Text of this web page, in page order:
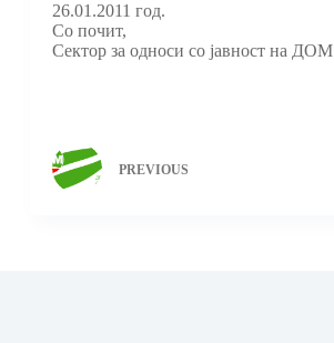
26.01.2011 год.
Со почит,
Сектор за односи со јавност на ДОМ
PREVIOUS